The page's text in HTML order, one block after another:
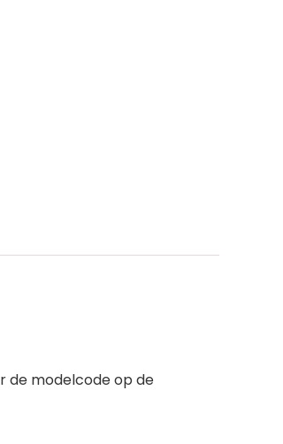
de modelcode op de